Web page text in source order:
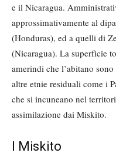
e il Nicaragua.
approssimativamente al
(Honduras), ed a quelli di
(Nicaragua). La superfìcie
amerindi che l’abitano
altre etnie residuali come i
che si incuneano nel
assimilazione dai Miskito.
I Miskito